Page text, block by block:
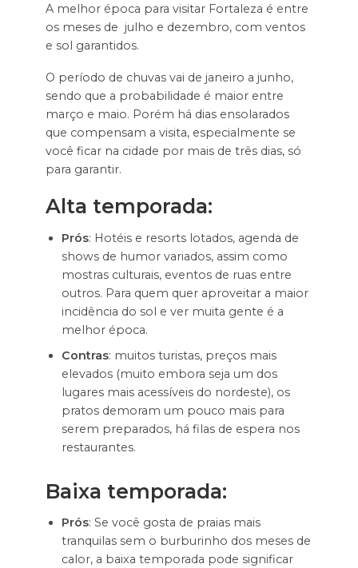
A melhor época para visitar Fortaleza é entre
os meses de julho e dezembro, com ventos
e sol garantidos.
O período de chuvas vai de janeiro a junho,
sendo que a probabilidade é maior entre
março e maio. Porém há dias ensolarados
que compensam a visita, especialmente se
você ficar na cidade por mais de três dias, só
para garantir.
Alta temporada:
Prós: Hotéis e resorts lotados, agenda de
shows de humor variados, assim como
mostras culturais, eventos de ruas entre
outros. Para quem quer aproveitar a maior
incidência do sol e ver muita gente é a
melhor época.
Contras: muitos turistas, preços mais
elevados (muito embora seja um dos
lugares mais acessíveis do nordeste), os
pratos demoram um pouco mais para
serem preparados, há filas de espera nos
restaurantes.
Baixa temporada:
Prós: Se você gosta de praias mais
tranquilas sem o burburinho dos meses de
calor, a baixa temporada pode significar